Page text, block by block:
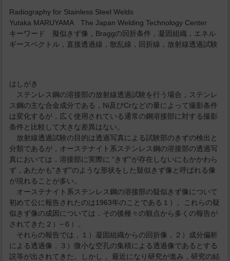
Radiography for Stainless Steel Welds
Yutaka MARUYAMA The Japan Welding Technology Center
キーワード 擬似きず像，Braggの回折条件，凝固組織，エネル
ギースペクトル，直接透過線，散乱線，回折線，放射線透過試験
はしがき
ステンレス鋼の溶接部の放射線透過試験を行う場合，ステンレ
ス鋼の主な合金成分である，Ni及びCrなどの量によって撮影条件
は変化するが，広く使用されている通常の鋼溶接部に対する撮影
条件と比較して大きな差異はない。
放射線透過試験の目的は透過写真による試験部のきずの検出と
分類であるが，オーステナイト系ステンレス鋼の溶接部の透過写
真においては，溶接部に実際に “きず”が存在しないにもかかわら
ず，あたかも“きず”のような形状をした疑似きず像と呼ばれる像
が現れることが多い。
オーステナイト系ステンレス鋼の溶接部の疑似きず像について
初めて公に報告されたのは1963年のことである１）。これらの疑
似きず像の成因については，その後種々の観点から多くの報告が
されてきた２）−６）。
それらの報告では，１）凝固組織からの回折像，２）成分偏析
による透過像，３）微小な空孔の集積による透過像であるとする
説等が出されてきた。しかし， 最近になり研究が進み，研究の結